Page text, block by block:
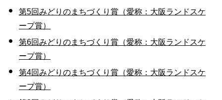
第5回みどりのまちづくり賞（愛称：大阪ランドスケ
ープ賞）
第6回みどりのまちづくり賞（愛称：大阪ランドスケ
ープ賞）
第4回みどりのまちづくり賞（愛称：大阪ランドスケ
ープ賞）